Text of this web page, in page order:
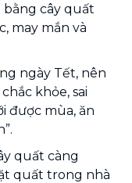
cây quất
may mắn và
ngày Tết, nên
khỏe, sai
được mùa, ăn
quất càng
quất trong nhà